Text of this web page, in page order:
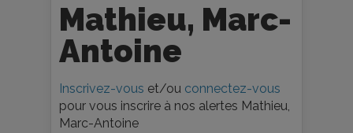
Mathieu, Marc-
Antoine
Inscrivez-vous et/ou connectez-vous
pour vous inscrire à nos alertes Mathieu,
Marc-Antoine